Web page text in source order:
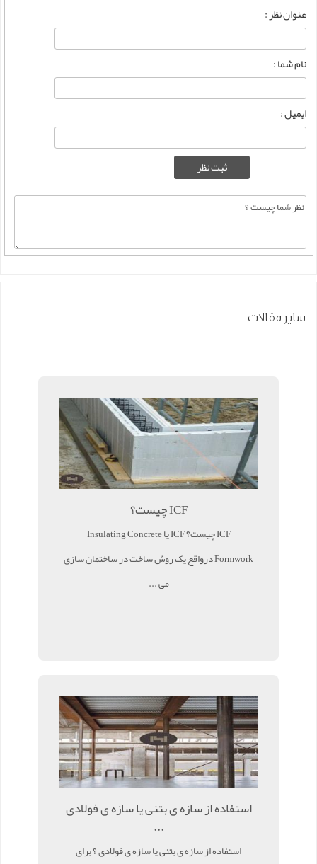
عنوان نظر :
نام شما :
ایمیل :
سایر مقالات
ICF چیست؟
ICF چیست؟ ICF یا Insulating Concrete
Formwork درواقع یک روش ساخت در ساختمان سازی
می ...
استفاده از سازه ی بتنی یا سازه ی فولادی
...
استفاده از سازه ی بتنی یا سازه ی فولادی ؟ برای